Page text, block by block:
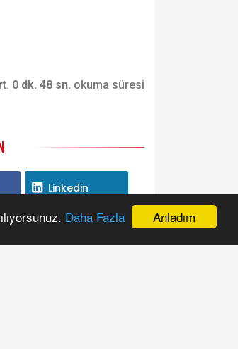
Anladım
Daha Fazla
0 dk. 48 sn. okuma süresi
Linkedin
Instagram